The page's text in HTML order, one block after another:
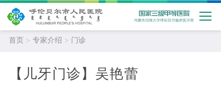
首页 > 专家介绍 > 门诊
【儿牙门诊】吴艳蕾